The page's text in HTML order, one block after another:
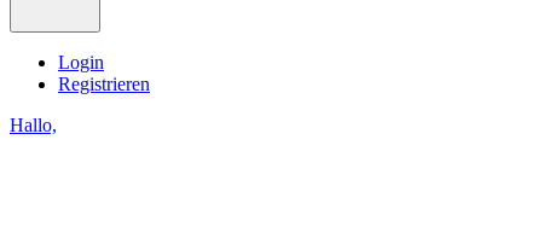
Login
Registrieren
Hallo,